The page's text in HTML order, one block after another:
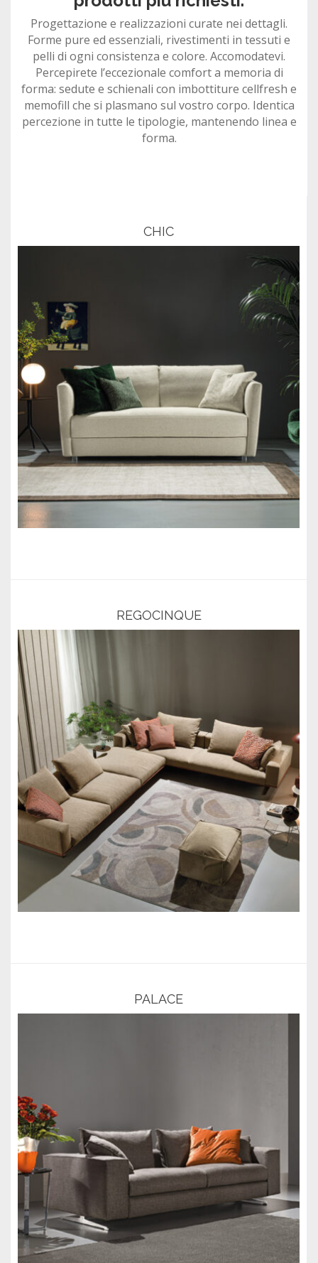
Progettazione e realizzazioni curate nei dettagli.
Forme pure ed essenziali, rivestimenti in tessuti e
pelli di ogni consistenza e colore. Accomodatevi.
Percepirete l’eccezionale comfort a memoria di
forma: sedute e schienali con imbottiture cellfresh e
memofill che si plasmano sul vostro corpo. Identica
percezione in tutte le tipologie, mantenendo linea e
forma.
CHIC
REGOCINQUE
PALACE